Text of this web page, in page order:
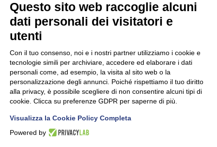
Unidata s.r.lcon unico socio
Largo dell’Artigianato, 1 - 23100 Sondrio
C.F. 00481790145 - N.REA SO-36426
PEC: unidata.sondrio@legalmail.it
Cap. soc. euro 100.000,00 i.v.
Questo sito web raccoglie alcuni
dati personali dei visitatori e
utenti
Con il tuo consenso, noi e i nostri partner utilizziamo i cookie e
tecnologie simili per archiviare, accedere ed elaborare i dati
personali come, ad esempio, la visita al sito web o la
personalizzazione degli annunci. Poiché rispettiamo il tuo diritto
alla privacy, è possibile scegliere di non consentire alcuni tipi di
cookie. Clicca su preferenze GDPR per saperne di più.
Visualizza la Cookie Policy Completa
Powered by